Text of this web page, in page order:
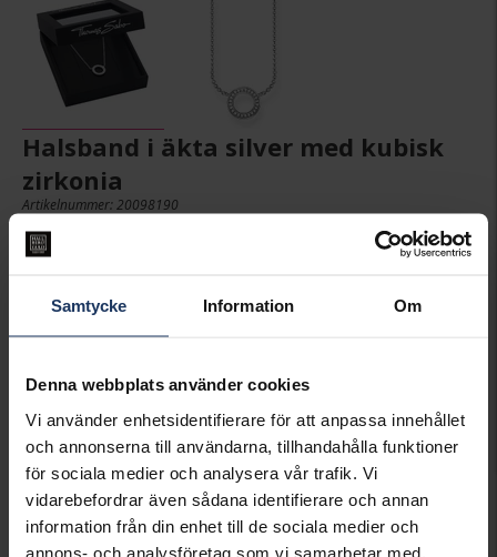
Samtycke Information Om
Denna webbplats använder cookies
Vi använder enhetsidentifierare för att anpassa innehållet
och annonserna till användarna, tillhandahålla funktioner
för sociala medier och analysera vår trafik. Vi
vidarebefordrar även sådana identifierare och annan
information från din enhet till de sociala medier och
annons- och analysföretag som vi samarbetar med.
Halsband i äkta silver med kubisk
zirkonia
Artikelnummer: 20098190
Halsband i äkta silver med kubisk zirkonia
1,099:-
PRESENTINSLAGNING +29:-
LÄGG I VARUKORGEN
Lagervara.